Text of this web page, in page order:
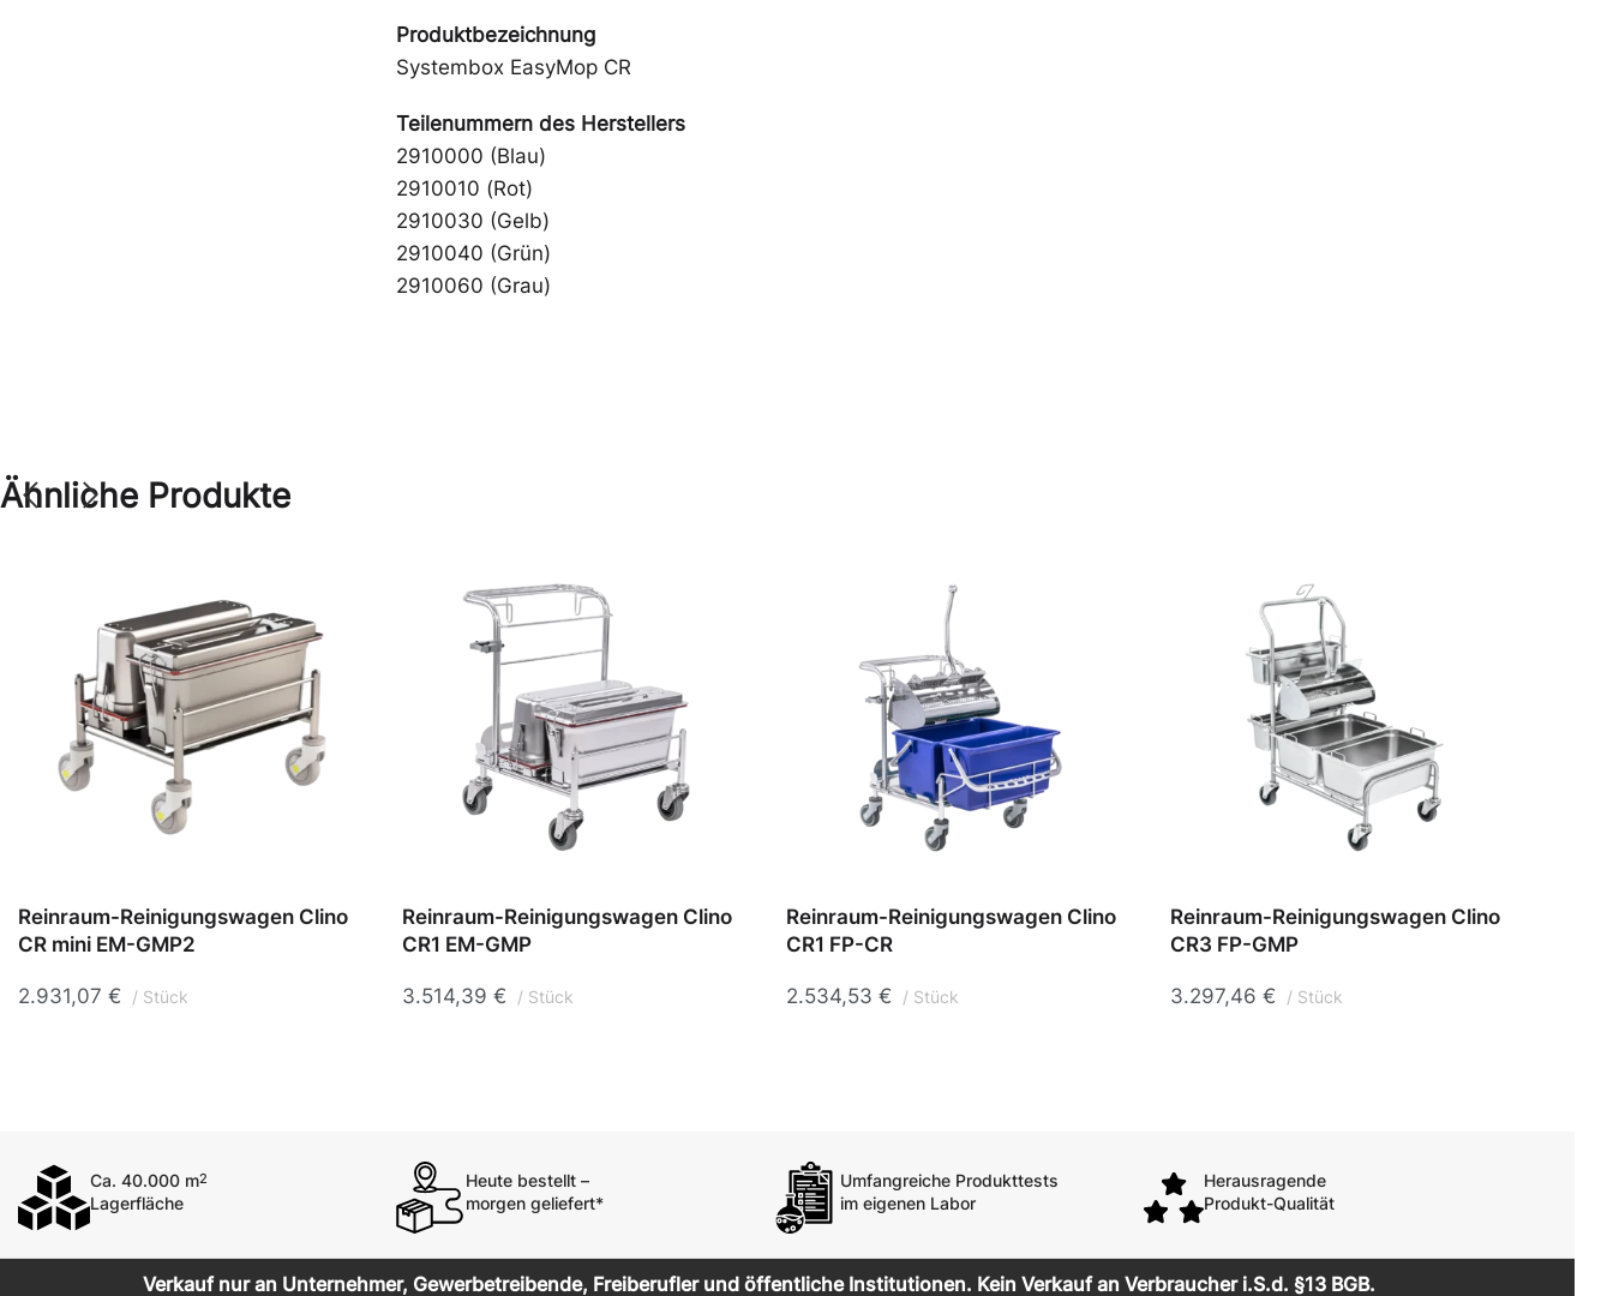
Produktbezeichnung
Systembox EasyMop CR
Teilenummern des Herstellers
2910000 (Blau)
2910010 (Rot)
2910030 (Gelb)
2910040 (Grün)
2910060 (Grau)
Ähnliche Produkte
Reinraum-Reinigungswagen Clino
CR mini EM-GMP2
2.931,07 € Stück
Reinraum-Reinigungswagen Clino
CR1 EM-GMP
3.514,39 € Stück
Reinraum-Reinigungswagen Clino
CR1 FP-CR
2.534,53 € Stück
Reinraum-Reinigungswagen Clino
CR3 FP-GMP
3.297,46 € Stück
Ca. 40.000 m2
Lagerfläche
Heute bestellt –
morgen geliefert*
Umfangreiche Produkttests
im eigenen Labor
Herausragende
Produkt-Qualität
Verkauf nur an Unternehmer, Gewerbetreibende, Freiberufler und öffentliche Institutionen. Kein Verkauf an Verbraucher i.S.d. §13 BGB.